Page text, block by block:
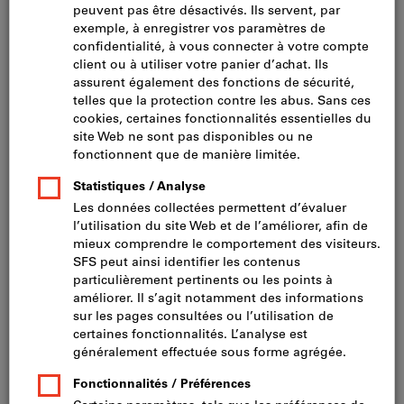
Cliquer pour agrandir l’image